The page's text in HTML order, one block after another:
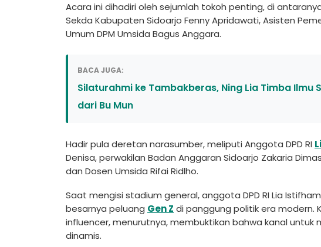
Acara ini dihadiri oleh sejumlah tokoh penting, di
Sekda Kabupaten Sidoarjo Fenny Apridawati, Asisten
Umum DPM Umsida Bagus Anggara.
BACA JUGA:
Silaturahmi ke Tambakberas, Ning Lia Timba Ilmu
dari Bu Mun
Hadir pula deretan narasumber, meliputi Anggota DPD RI
Denisa, perwakilan Badan Anggaran Sidoarjo Zakaria
dan Dosen Umsida Rifai Ridlho.
Saat mengisi stadium general, anggota DPD RI Lia
besarnya peluang Gen Z di panggung politik era modern.
influencer, menurutnya, membuktikan bahwa kanal untuk
dinamis.